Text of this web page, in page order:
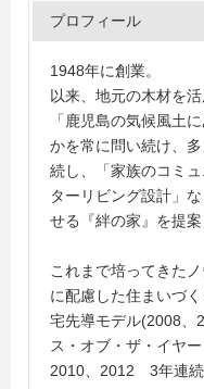
プロフィール
1948年に創業。
以来、地元の木材を
「鹿児島の気候風土
かを常に問い続け、
続し、「家族のコミ
ターリビング設計」
せる『絆の家』を提案
これまで培ってきた
に配慮した住まいづ
宅先導モデル(2008
ス・オブ・ザ・イヤ
2010、2012 3年連続